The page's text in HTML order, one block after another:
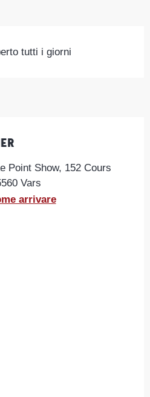
tutti i giorni
Point Show, 152 Cours
Vars
arrivare